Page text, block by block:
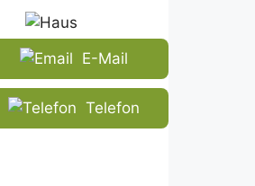
E-Mail
Telefon